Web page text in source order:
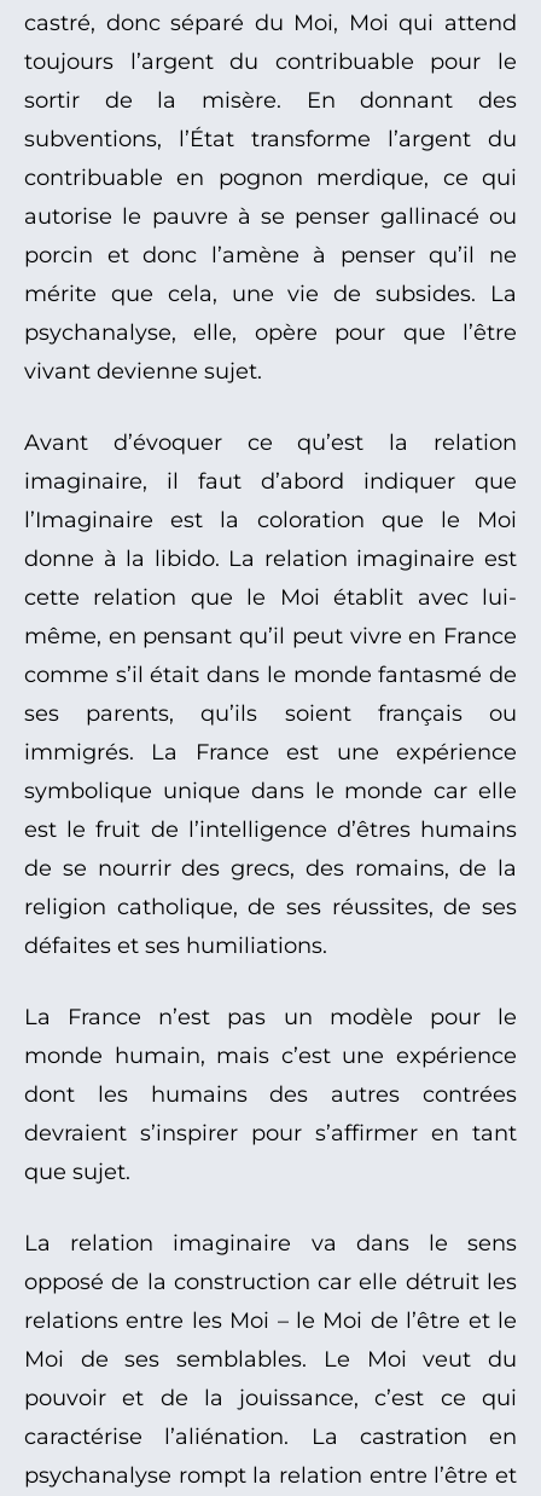
castré, donc séparé du Moi, Moi qui attend
toujours l’argent du contribuable pour le
sortir de la misère. En donnant des
subventions, l’État transforme l’argent du
contribuable en pognon merdique, ce qui
autorise le pauvre à se penser gallinacé ou
porcin et donc l’amène à penser qu’il ne
mérite que cela, une vie de subsides. La
psychanalyse, elle, opère pour que l’être
vivant devienne sujet.
Avant d’évoquer ce qu’est la relation
imaginaire, il faut d’abord indiquer que
l’Imaginaire est la coloration que le Moi
donne à la libido. La relation imaginaire est
cette relation que le Moi établit avec lui-
même, en pensant qu’il peut vivre en France
comme s’il était dans le monde fantasmé de
ses parents, qu’ils soient français ou
immigrés. La France est une expérience
symbolique unique dans le monde car elle
est le fruit de l’intelligence d’êtres humains
de se nourrir des grecs, des romains, de la
religion catholique, de ses réussites, de ses
défaites et ses humiliations.
La France n’est pas un modèle pour le
monde humain, mais c’est une expérience
dont les humains des autres contrées
devraient s’inspirer pour s’affirmer en tant
que sujet.
La relation imaginaire va dans le sens
opposé de la construction car elle détruit les
relations entre les Moi – le Moi de l’être et le
Moi de ses semblables. Le Moi veut du
pouvoir et de la jouissance, c’est ce qui
caractérise l’aliénation. La castration en
psychanalyse rompt la relation entre l’être et